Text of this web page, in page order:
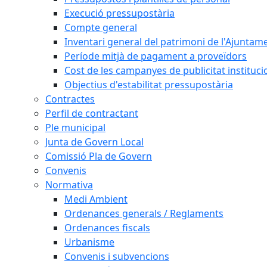
Execució pressupostària
Compte general
Inventari general del patrimoni de
Període mitjà de pagament a proveïdors
Cost de les campanyes de publicitat
Objectius d'estabilitat pressupostària
Contractes
Perfil de contractant
Ple municipal
Junta de Govern Local
Comissió Pla de Govern
Convenis
Normativa
Medi Ambient
Ordenances generals / Reglaments
Ordenances fiscals
Urbanisme
Convenis i subvencions